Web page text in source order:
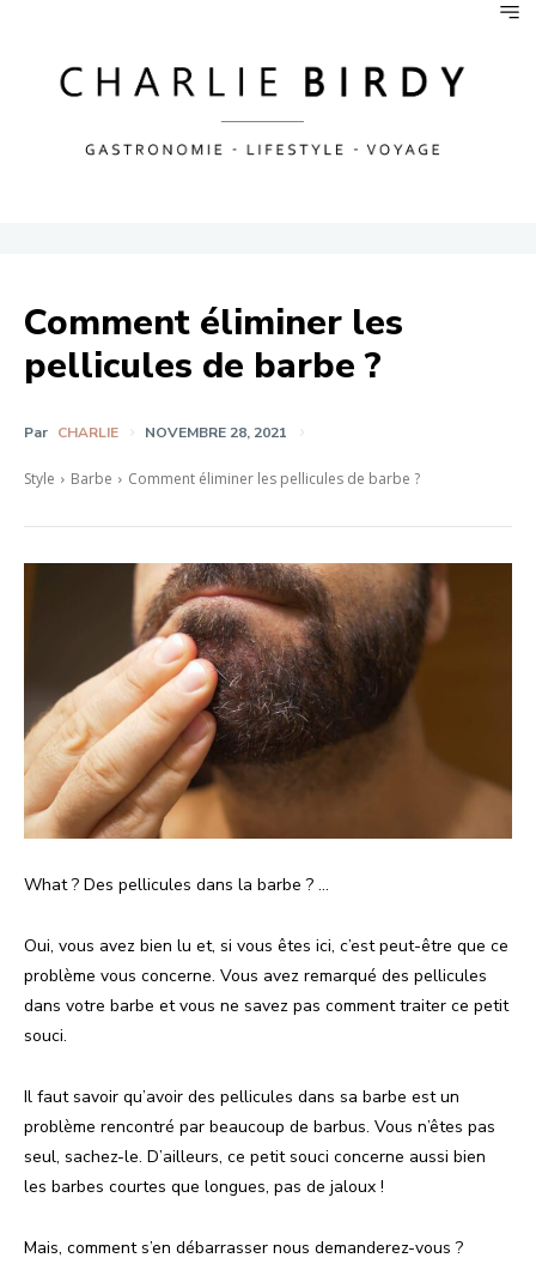
Comment éliminer les
pellicules de barbe ?
Par CHARLIE NOVEMBRE 28, 2021
Style Barbe Comment éliminer les pellicules de barbe ?
What ? Des pellicules dans la barbe ? …
Oui, vous avez bien lu et, si vous êtes ici, c’est peut-être que ce
problème vous concerne. Vous avez remarqué des pellicules
dans votre barbe et vous ne savez pas comment traiter ce petit
souci.
Il faut savoir qu’avoir des pellicules dans sa barbe est un
problème rencontré par beaucoup de barbus. Vous n’êtes pas
seul, sachez-le. D’ailleurs, ce petit souci concerne aussi bien
les barbes courtes que longues, pas de jaloux !
Mais, comment s’en débarrasser nous demanderez-vous ?